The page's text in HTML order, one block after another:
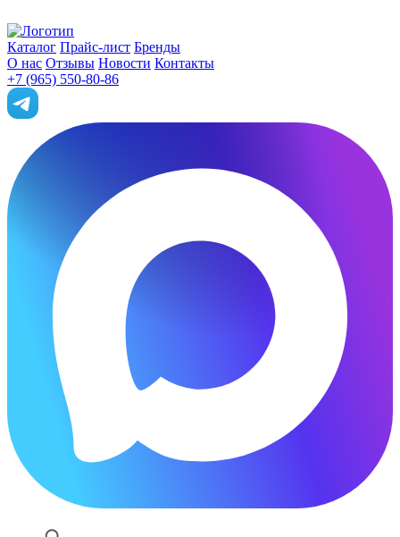
Каталог Прайс-лист Бренды
О нас Отзывы Новости Контакты
+7 (965) 550-80-86